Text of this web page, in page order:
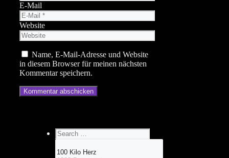
E-Mail
Website
Name, E-Mail-Adresse und Website
in diesem Browser für meinen nächsten
Kommentar speichern.